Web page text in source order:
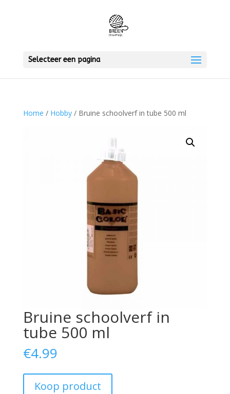
Selecteer een pagina
Home / Hobby/ Bruine schoolverf in tube 500 ml
Bruine schoolverf in
tube 500 ml
€4.99
Koop product